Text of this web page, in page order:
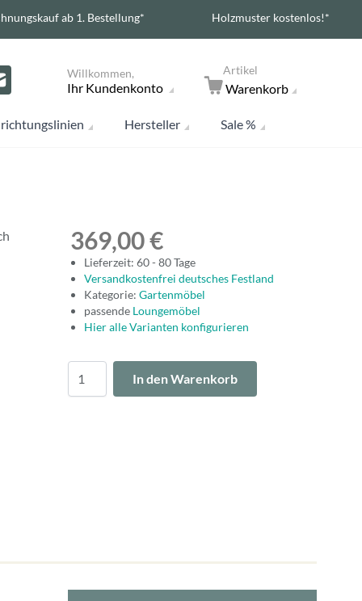
ab 1. Bestellung* Holzmuster kostenlos!*
Willkommen,
Ihr Kundenkonto
Artikel
Warenkorb
Hersteller Sale %
369,00 €
Lieferzeit: 60 - 80 Tage
Versandkostenfrei deutsches Festland
Kategorie: Gartenmöbel
passende Loungemöbel
Hier alle Varianten konfigurieren
In den Warenkorb